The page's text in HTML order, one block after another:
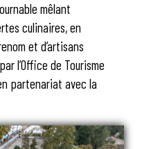
mêlant
culinaires, en
et d’artisans
l’Office de Tourisme
partenariat avec la